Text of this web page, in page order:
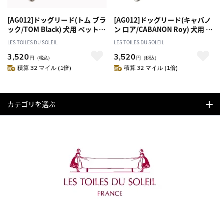
[AG012]ドッグリード(トム ブラ
ック/TOM Black) 犬用 ペット
お散歩 おしゃれ
LES TOILES DU SOLEIL
3,520 円 （税込）
積算 32 マイル (1倍)
[AG012]ドッグリード(キャバノ
ン ロア/CABANON Roy) 犬用 ペ
ット お散歩 おしゃれ
LES TOILES DU SOLEIL
3,520 円 （税込）
積算 32 マイル (1倍)
カテゴリを選ぶ